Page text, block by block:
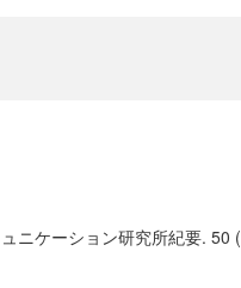
ニケーション研究所紀要. 50 (